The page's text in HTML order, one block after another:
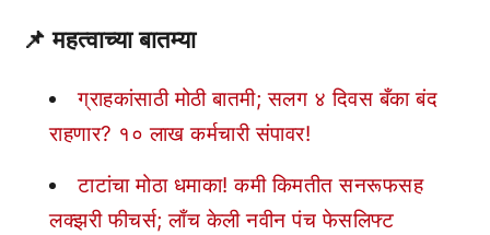
📌 महत्वाच्या बातम्या
ग्राहकांसाठी मोठी बातमी; सलग ४ दिवस बँका बंद
राहणार? १० लाख कर्मचारी संपावर!
टाटांचा मोठा धमाका! कमी किमतीत सनरूफसह
लक्झरी फीचर्स; लाँच केली नवीन पंच फेसलिफ्ट